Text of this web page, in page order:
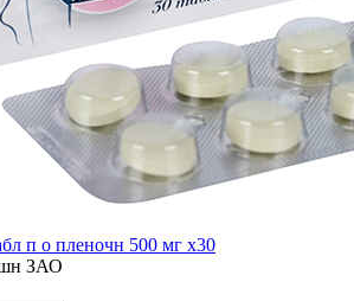
п о пленочн 500 мг x30
ЗАО